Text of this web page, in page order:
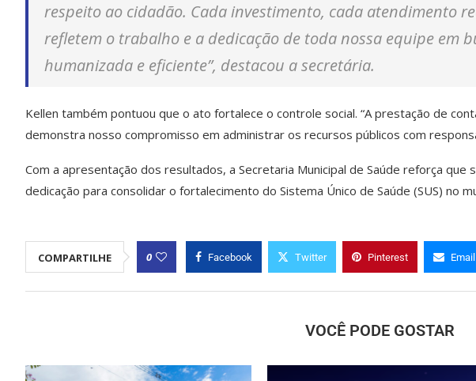
respeito ao cidadão. Cada investimento, cada atendimento
refletem o trabalho e a dedicação de toda nossa equipe em
humanizada e eficiente”, destacou a secretária.
Kellen também pontuou que o ato fortalece o controle social. “A prestação de
demonstra nosso compromisso em administrar os recursos públicos com
Com a apresentação dos resultados, a Secretaria Municipal de Saúde reforça
dedicação para consolidar o fortalecimento do Sistema Único de Saúde (SUS) no
COMPARTILHE 0 Facebook Twitter Pinterest Email
VOCÊ PODE GOSTAR